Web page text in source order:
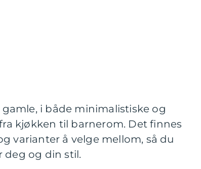
i både minimalistiske og
kjøkken til barnerom. Det finnes
varianter å velge mellom, så du
deg og din stil.